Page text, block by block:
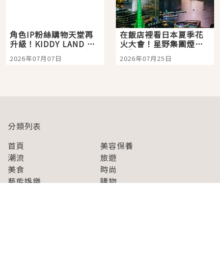
角色IP粉絲購物天堂再
升級！KIDDY LAND 原
宿店吉伊卡哇迎客，新
開幕 OMOKADO 店3分
2026年07月07日
在飯店裡看日本夏季花
火大會！星野集團煙火
景觀飯店6選，讓你不用
人擠人悠閒欣賞
2026年07月25日
分類列表
首頁
美容保養
潮流
旅遊
美食
時尚
藝能娛樂
購物